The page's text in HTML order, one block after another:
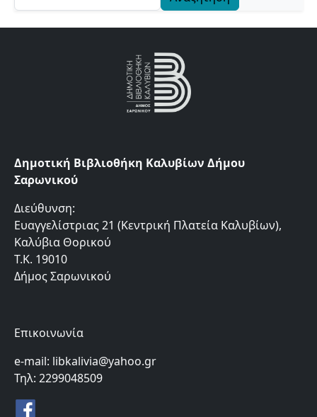
Δημοτική Βιβλιοθήκη Καλυβίων Δήμου
Σαρωνικού
Διεύθυνση:
Ευαγγελίστριας 21 (Κεντρική Πλατεία Καλυβίων),
Καλύβια Θορικού
Τ.Κ. 19010
Δήμος Σαρωνικού
Επικοινωνία
e-mail: libkalivia@yahoo.gr
Τηλ: 2299048509